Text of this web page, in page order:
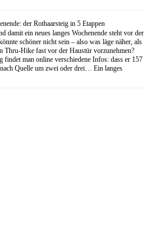
der Rothaarsteig in 5 Etappen
damit ein neues langes Wochenende steht vor der
schöner nicht sein – also was läge näher, als
Thru-Hike fast vor der Haustür vorzunehmen?
findet man online verschiedene Infos: dass er 157
Quelle um zwei oder drei… Ein langes